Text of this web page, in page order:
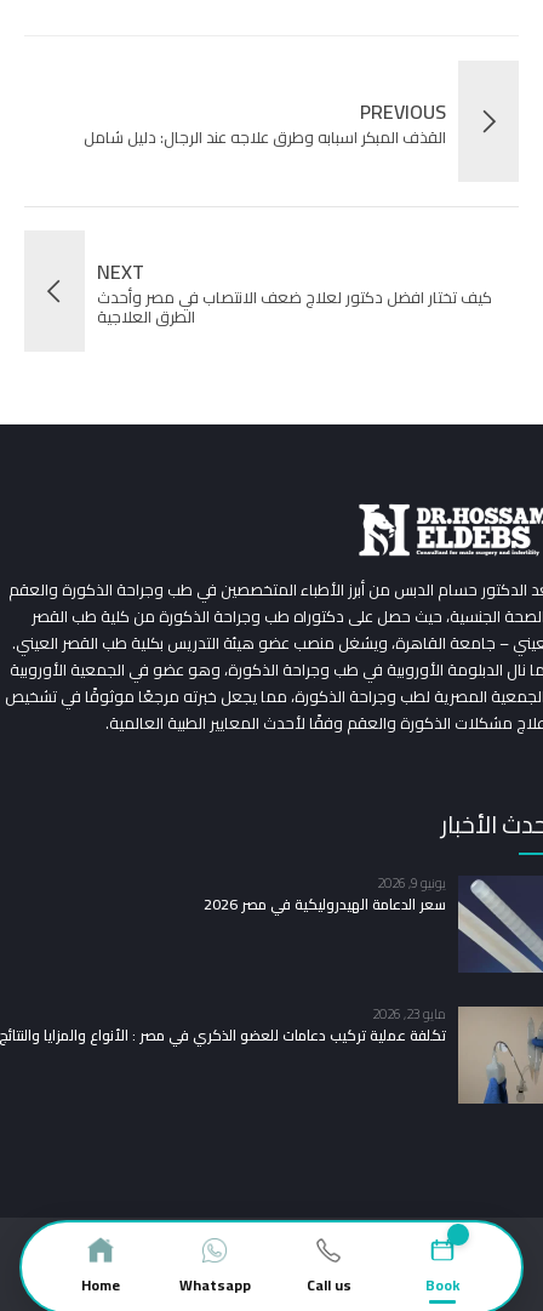
Book
Call us
Whatsapp
Home
PREVIOUS
القذف المبكر اسبابه وطرق علاجه عند الرجال: دليل شامل
NEXT
كيف تختار افضل دكتور لعلاج ضعف الانتصاب في مصر وأحدث
الطرق العلاجية
الدكتور حسام الدبس من أبرز الأطباء المتخصصين في طب وجراحة الذكورة والعقم
الجنسية، حيث حصل على دكتوراه طب وجراحة الذكورة من كلية طب القصر
– جامعة القاهرة، ويشغل منصب عضو هيئة التدريس بكلية طب القصر العيني.
نال الدبلومة الأوروبية في طب وجراحة الذكورة، وهو عضو في الجمعية الأوروبية
المصرية لطب وجراحة الذكورة، مما يجعل خبرته مرجعًا موثوقًا في تشخيص
مشكلات الذكورة والعقم وفقًا لأحدث المعايير الطبية العالمية.
الأخبار
يونيو 9, 2026
سعر الدعامة الهيدروليكية في مصر 2026
مايو 23, 2026
تكلفة عملية تركيب دعامات للعضو الذكري في مصر : الأنواع والمزايا والنتائج
جميع الحقوق محفوظة – Creative Corner